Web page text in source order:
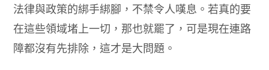
法律與政策的綁手綁腳，不禁令人嘆息。若真的要
在這些領域堵上一切，那也就罷了，可是現在連路
障都沒有先排除，這才是大問題。